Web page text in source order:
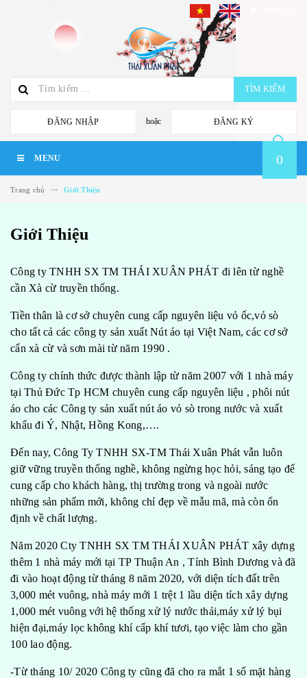
TÌM KIẾM
ĐĂNG NHẬP hoặc ĐĂNG KÝ
MENU 0
Trang chủ Giới Thiệu
Giới Thiệu
Công ty TNHH SX TM THÁI XUÂN PHÁT đi lên từ nghề
cần Xà cừ truyền thống.
Tiền thân là cơ sở chuyên cung cấp nguyên liệu vỏ ốc,vỏ sò
cho tất cả các công ty sản xuất Nút áo tại Việt Nam, các cơ sở
cẩn xà cừ và sơn mài từ năm 1990 .
Công ty chính thức được thành lập từ năm 2007 với 1 nhà máy
tại Thủ Đức Tp HCM chuyên cung cấp nguyên liệu , phôi nút
áo cho các Công ty sản xuất nút áo vỏ sò trong nước và xuất
khẩu đi Ý, Nhật, Hồng Kong,….
Đến nay, Công Ty TNHH SX-TM Thái Xuân Phát vẫn luôn
giữ vững truyền thống nghề, không ngừng học hỏi, sáng tạo để
cung cấp cho khách hàng, thị trường trong và ngoài nước
những sản phẩm mới, không chỉ đẹp về mẫu mã, mà còn ổn
định về chất lượng.
Năm 2020 Cty TNHH SX TM THÁI XUÂN PHÁT xây dựng
thêm 1 nhà máy mới tại TP Thuận An , Tỉnh Bình Dương và đã
đi vào hoạt động từ tháng 8 năm 2020, với diện tích đất trên
3,000 mét vuông, nhà máy mới 1 trệt 1 lầu diện tích xây dựng
1,000 mét vuông với hệ thống xử lý nước thải,máy xử lý bụi
hiện đại,máy lọc không khí cấp khí tươi, tạo việc làm cho gần
100 lao động.
-Từ tháng 10/ 2020 Công ty cũng đã cho ra mắt 1 số mặt hàng